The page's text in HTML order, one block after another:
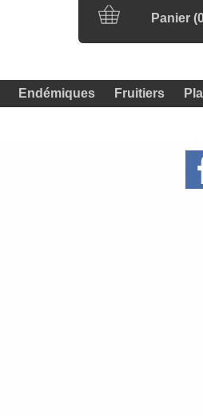
Panier
Endémiques Fruitiers